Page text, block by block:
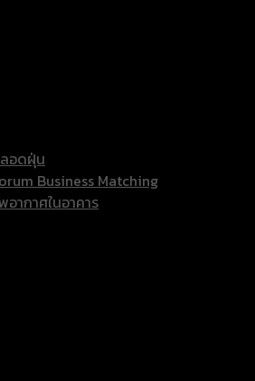
อดฝุ่น
Business Matching
ากาศในอาคาร